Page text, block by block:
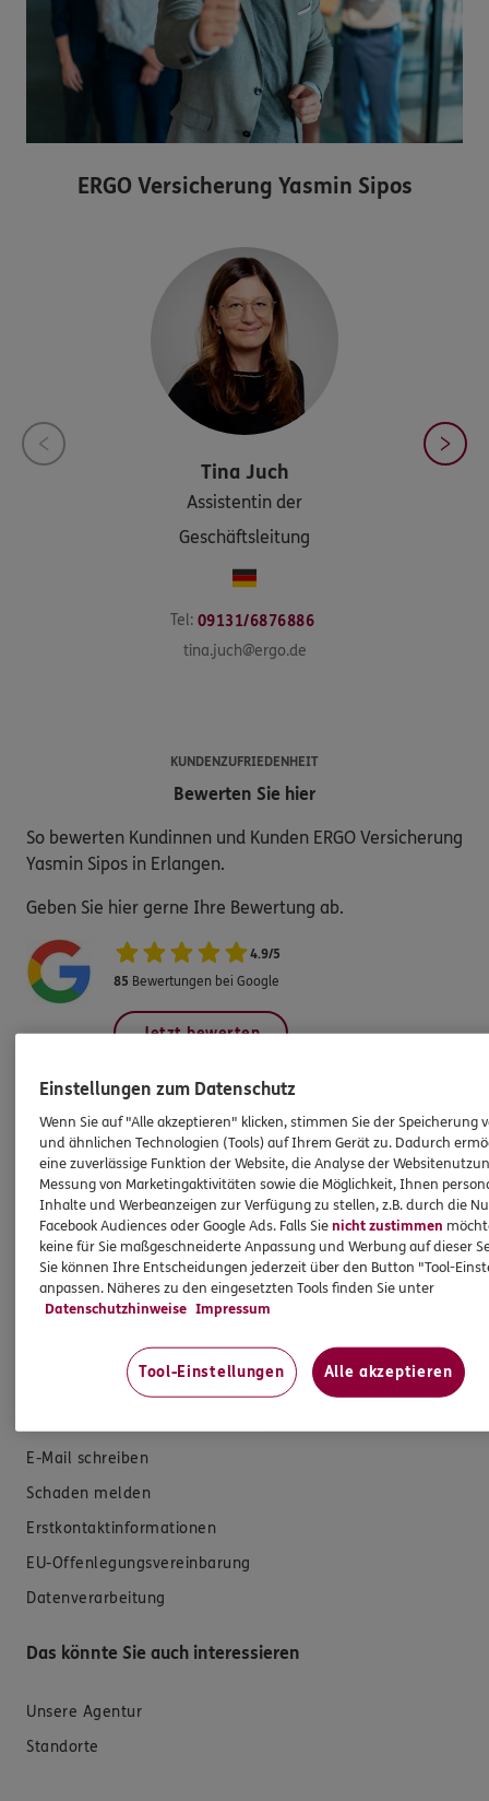
ERGO Versicherung Yasmin Sipos
Tina Juch
Assistentin der
Geschäftsleitung
Tel: 09131/6876886
tina.juch@ergo.de
KUNDENZUFRIEDENHEIT
Bewerten Sie hier
So bewerten Kundinnen und Kunden ERGO Versicherung
Yasmin Sipos in Erlangen.
Geben Sie hier gerne Ihre Bewertung ab.
4.9/5
85 Bewertungen bei Google
Jetzt bewerten
Produkte
Zahnversicherungen
Kfz-Versicherung
Krankenversicherung
Versicherungen für den privaten Bedarf
Versicherungen für Geschäftskunden
Hilfe & Services
E-Mail schreiben
Schaden melden
Erstkontaktinformationen
EU-Offenlegungsvereinbarung
Datenverarbeitung
Das könnte Sie auch interessieren
Unsere Agentur
Standorte
Einstellungen zum Datenschutz
Wenn Sie auf "Alle akzeptieren" klicken, stimmen Sie der Speicherung
und ähnlichen Technologien (Tools) auf Ihrem Gerät zu. Dadurch
eine zuverlässige Funktion der Website, die Analyse der
Messung von Marketingaktivitäten sowie die Möglichkeit, Ihnen
Inhalte und Werbeanzeigen zur Verfügung zu stellen, z.B. durch die
Facebook Audiences oder Google Ads. Falls Sienicht zustimmen
keine für Sie maßgeschneiderte Anpassung und Werbung auf dieser
Sie können Ihre Entscheidungen jederzeit über den Button "Tool-
anpassen. Näheres zu den eingesetzten Tools finden Sie unter
Datenschutzhinweise Impressum
Tool-Einstellungen Alle akzeptieren